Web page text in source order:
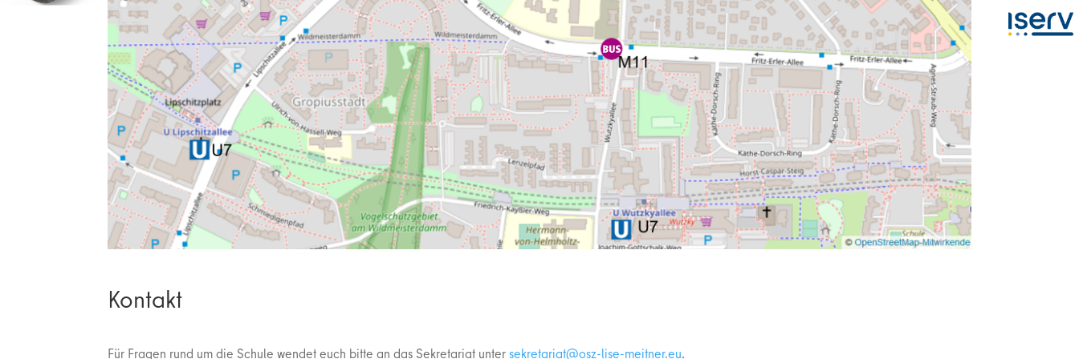
Kontakt
Für Fragen rund um die Schule wendet euch bitte an das Sekretariat unterue.rentiem-esil-zso@tairaterkes.